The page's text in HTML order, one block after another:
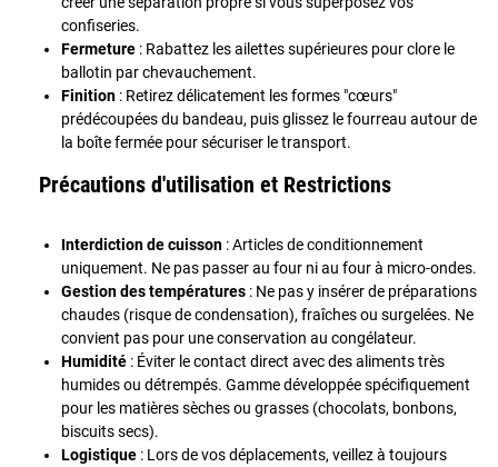
confiseries.
Fermeture : Rabattez les ailettes supérieures pour clore le
ballotin par chevauchement.
Finition : Retirez délicatement les formes "cœurs"
prédécoupées du bandeau, puis glissez le fourreau autour de
la boîte fermée pour sécuriser le transport.
Précautions d'utilisation et Restrictions
Interdiction de cuisson : Articles de conditionnement
uniquement. Ne pas passer au four ni au four à micro-ondes.
Gestion des températures : Ne pas y insérer de préparations
chaudes (risque de condensation), fraîches ou surgelées. Ne
convient pas pour une conservation au congélateur.
Humidité : Éviter le contact direct avec des aliments très
humides ou détrempés. Gamme développée spécifiquement
pour les matières sèches ou grasses (chocolats, bonbons,
biscuits secs).
Logistique : Lors de vos déplacements, veillez à toujours